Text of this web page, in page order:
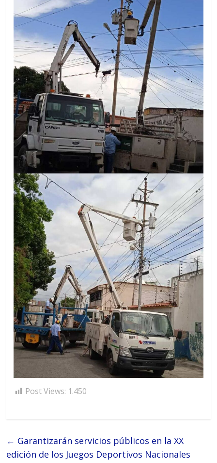
Post Views: 1.450
← Garantizarán servicios públicos en la XX
edición de los Juegos Deportivos Nacionales